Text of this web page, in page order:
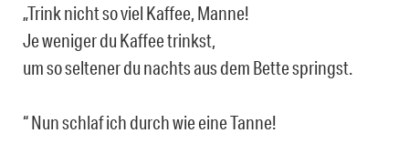
„Trink nicht so viel Kaffee, Manne!
Je weniger du Kaffee trinkst,
um so seltener du nachts aus dem Bette springst.
“ Nun schlaf ich durch wie eine Tanne!